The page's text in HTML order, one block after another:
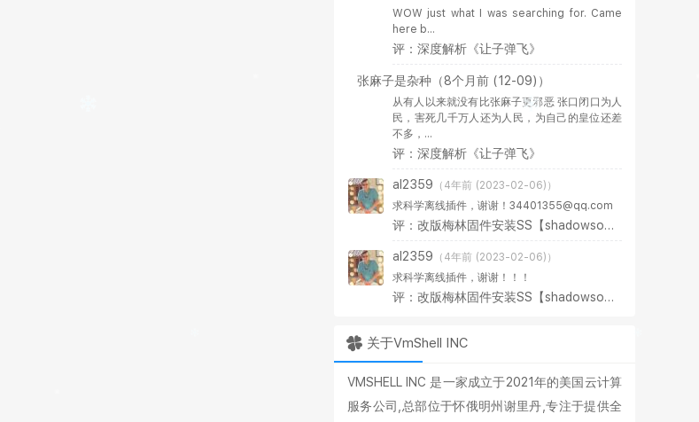
WOW just what I was searching for. Came
here b...
评：深度解析《让子弹飞》
张麻子是杂种 （8个月前 (12-09)）
从有人以来就没有比张麻子更邪恶 张口闭口为人
民，害死几千万人还为人民，为自己的皇位还差
不多，...
评：深度解析《让子弹飞》
al2359 （4年前 (2023-02-06)）
求科学离线插件，谢谢！34401355@qq.com
评：改版梅林固件安装SS【shadowsocks】科学上网插件教程
al2359 （4年前 (2023-02-06)）
求科学离线插件，谢谢！！！
评：改版梅林固件安装SS【shadowsocks】科学上网插件教程
关于VmShell INC
VMSHELL INC 是一家成立于2021年的美国云计算
服务公司,总部位于怀俄明州谢里丹,专注于提供全